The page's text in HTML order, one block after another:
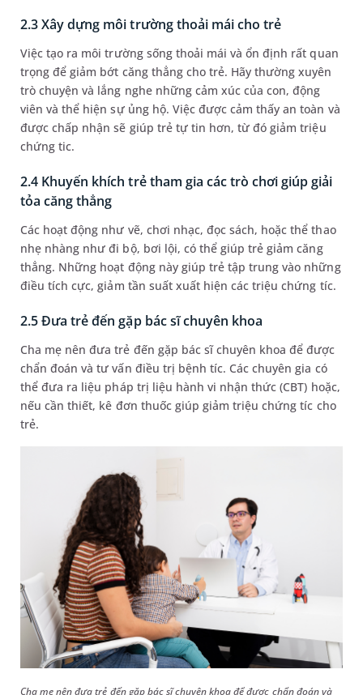
2.3 Xây dựng môi trường thoải mái cho trẻ
Việc tạo ra môi trường sống thoải mái và ổn định rất quan
trọng để giảm bớt căng thẳng cho trẻ. Hãy thường xuyên
trò chuyện và lắng nghe những cảm xúc của con, động
viên và thể hiện sự ủng hộ. Việc được cảm thấy an toàn và
được chấp nhận sẽ giúp trẻ tự tin hơn, từ đó giảm triệu
chứng tic.
2.4 Khuyến khích trẻ tham gia các trò chơi giúp giải
tỏa căng thẳng
Các hoạt động như vẽ, chơi nhạc, đọc sách, hoặc thể thao
nhẹ nhàng như đi bộ, bơi lội, có thể giúp trẻ giảm căng
thẳng. Những hoạt động này giúp trẻ tập trung vào những
điều tích cực, giảm tần suất xuất hiện các triệu chứng tíc.
2.5 Đưa trẻ đến gặp bác sĩ chuyên khoa
Cha mẹ nên đưa trẻ đến gặp bác sĩ chuyên khoa để được
chẩn đoán và tư vấn điều trị bệnh tíc. Các chuyên gia có
thể đưa ra liệu pháp trị liệu hành vi nhận thức (CBT) hoặc,
nếu cần thiết, kê đơn thuốc giúp giảm triệu chứng tíc cho
trẻ.
Cha mẹ nên đưa trẻ đến gặp bác sĩ chuyên khoa để được chẩn đoán và